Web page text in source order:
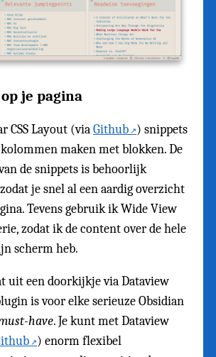
je pagina
CSS Layout (viaGithub ) snippets
maken met blokken. De
de snippets is behoorlijk
je snel al een aardig overzicht
Tevens gebruik ik Wide View
zodat ik de content over de hele
scherm heb.
uit een doorkijkje via Dataview
is voor elke serieuze Obsidian
have. Je kunt met Dataview
) enorm flexibel